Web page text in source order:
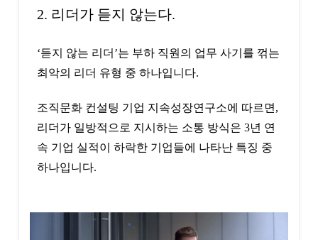
2. 리더가 듣지 않는다.
‘듣지 않는 리더’는 부하 직원의 업무 사기를 꺾는
최악의 리더 유형 중 하나입니다.
조직문화 컨설팅 기업 지속성장연구소에 따르면,
리더가 일방적으로 지시하는 소통 방식은 3년 연
속 기업 실적이 하락한 기업들에 나타난 특징 중
하나입니다.